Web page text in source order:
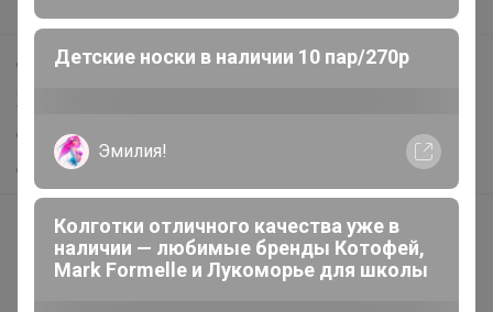
Поддержка альпак
Самое выгодное
Хиты продаж
Самое желанное
Самое быстрое
Начать зарабатывать с 24-ok
Picabox.ru - Лучшее место для ваших изображений
Детские носки в наличии 10 пар/270р
Эмилия!
Колготки отличного качества уже в
наличии — любимые бренды Котофей,
Mark Formelle и Лукоморье для школы